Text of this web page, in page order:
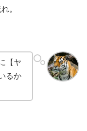
。
【ヤ
るか